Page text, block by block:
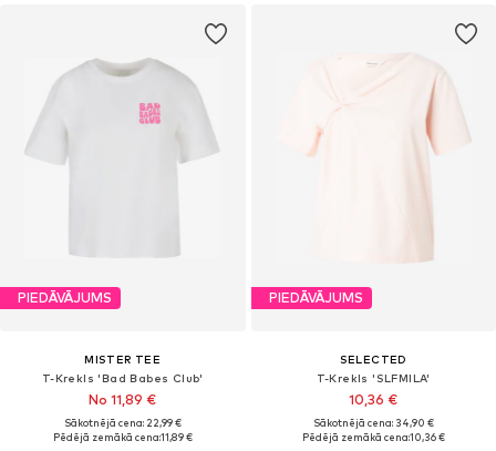
PIEDĀVĀJUMS
MISTER TEE
T-Krekls 'Bad Babes Club'
No 11,89 €
Sākotnējā cena: 22,99 €
Pēdējā zemākā cena:11,89 €
PIEDĀVĀJUMS
SELECTED
T-Krekls 'SLFMILA'
10,36 €
Sākotnējā cena: 34,90 €
Pēdējā zemākā cena:10,36 €